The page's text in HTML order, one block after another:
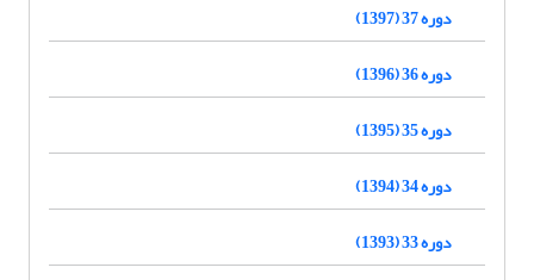
دوره 37 (1397)
دوره 36 (1396)
دوره 35 (1395)
دوره 34 (1394)
دوره 33 (1393)